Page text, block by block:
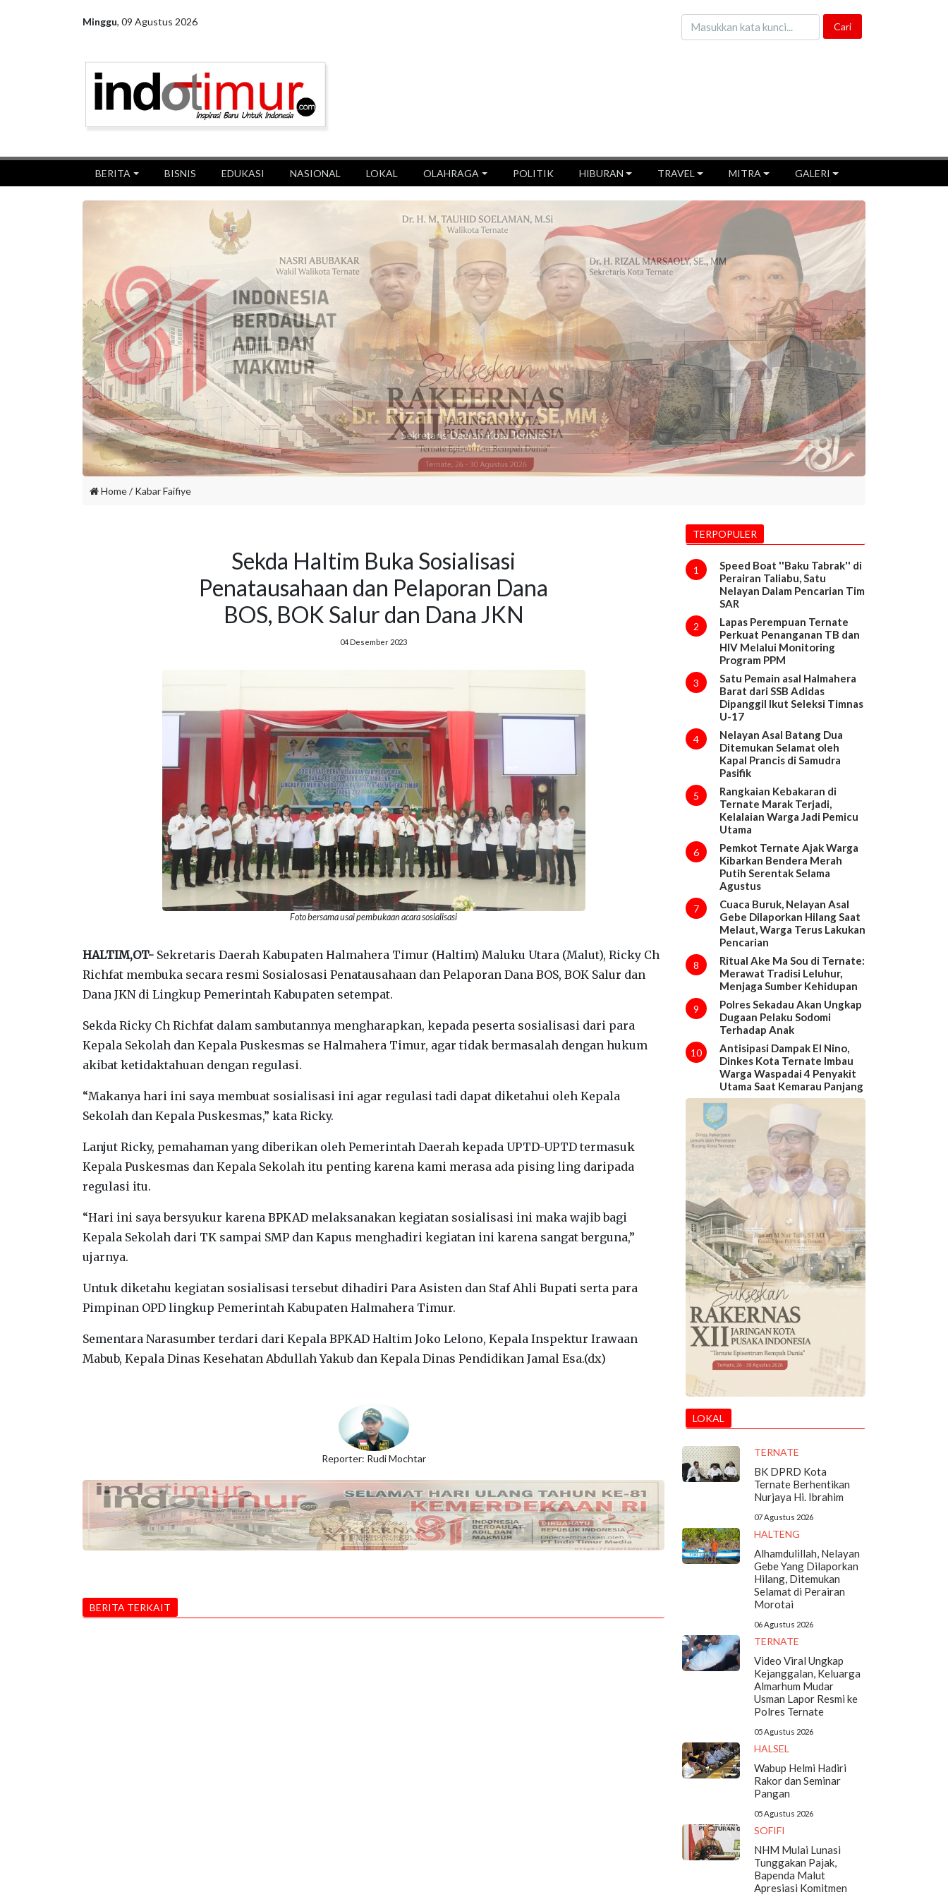
Minggu, 09 Agustus 2026
BERITA BISNIS EDUKASI NASIONAL LOKAL OLAHRAGA POLITIK HIBURAN TRAVEL MITRA GALERI
Home/Kabar Faifiye
Sekda Haltim Buka Sosialisasi
Penatausahaan dan Pelaporan Dana
BOS, BOK Salur dan Dana JKN
04 Desember 2023
Foto bersama usai pembukaan acara sosialisasi
HALTIM,OT- Sekretaris Daerah Kabupaten Halmahera Timur (Haltim) Maluku Utara (Malut), Ricky Ch
Richfat membuka secara resmi Sosialosasi Penatausahaan dan Pelaporan Dana BOS, BOK Salur dan
Dana JKN di Lingkup Pemerintah Kabupaten setempat.
Sekda Ricky Ch Richfat dalam sambutannya mengharapkan, kepada peserta sosialisasi dari para
Kepala Sekolah dan Kepala Puskesmas se Halmahera Timur, agar tidak bermasalah dengan hukum
akibat ketidaktahuan dengan regulasi.
“Makanya hari ini saya membuat sosialisasi ini agar regulasi tadi dapat diketahui oleh Kepala
Sekolah dan Kepala Puskesmas,” kata Ricky.
Lanjut Ricky, pemahaman yang diberikan oleh Pemerintah Daerah kepada UPTD-UPTD termasuk
Kepala Puskesmas dan Kepala Sekolah itu penting karena kami merasa ada pising ling daripada
regulasi itu.
“Hari ini saya bersyukur karena BPKAD melaksanakan kegiatan sosialisasi ini maka wajib bagi
Kepala Sekolah dari TK sampai SMP dan Kapus menghadiri kegiatan ini karena sangat berguna,”
ujarnya.
Untuk diketahu kegiatan sosialisasi tersebut dihadiri Para Asisten dan Staf Ahli Bupati serta para
Pimpinan OPD lingkup Pemerintah Kabupaten Halmahera Timur.
Sementara Narasumber terdari dari Kepala BPKAD Haltim Joko Lelono, Kepala Inspektur Irawaan
Mabub, Kepala Dinas Kesehatan Abdullah Yakub dan Kepala Dinas Pendidikan Jamal Esa.(dx)
Reporter: Rudi Mochtar
BERITA TERKAIT
TERPOPULER
1
Speed Boat ''Baku Tabrak'' di
Perairan Taliabu, Satu
Nelayan Dalam Pencarian Tim
SAR
2
Lapas Perempuan Ternate
Perkuat Penanganan TB dan
HIV Melalui Monitoring
Program PPM
3
Satu Pemain asal Halmahera
Barat dari SSB Adidas
Dipanggil Ikut Seleksi Timnas
U-17
4
Nelayan Asal Batang Dua
Ditemukan Selamat oleh
Kapal Prancis di Samudra
Pasifik
5
Rangkaian Kebakaran di
Ternate Marak Terjadi,
Kelalaian Warga Jadi Pemicu
Utama
6
Pemkot Ternate Ajak Warga
Kibarkan Bendera Merah
Putih Serentak Selama
Agustus
7
Cuaca Buruk, Nelayan Asal
Gebe Dilaporkan Hilang Saat
Melaut, Warga Terus Lakukan
Pencarian
8
Ritual Ake Ma Sou di Ternate:
Merawat Tradisi Leluhur,
Menjaga Sumber Kehidupan
9
Polres Sekadau Akan Ungkap
Dugaan Pelaku Sodomi
Terhadap Anak
10
Antisipasi Dampak El Nino,
Dinkes Kota Ternate Imbau
Warga Waspadai 4 Penyakit
Utama Saat Kemarau Panjang
LOKAL
TERNATE
BK DPRD Kota
Ternate Berhentikan
Nurjaya Hi. Ibrahim
07 Agustus 2026
HALTENG
Alhamdulillah, Nelayan
Gebe Yang Dilaporkan
Hilang, Ditemukan
Selamat di Perairan
Morotai
06 Agustus 2026
TERNATE
Video Viral Ungkap
Kejanggalan, Keluarga
Almarhum Mudar
Usman Lapor Resmi ke
Polres Ternate
05 Agustus 2026
HALSEL
Wabup Helmi Hadiri
Rakor dan Seminar
Pangan
05 Agustus 2026
SOFIFI
NHM Mulai Lunasi
Tunggakan Pajak,
Bapenda Malut
Apresiasi Komitmen